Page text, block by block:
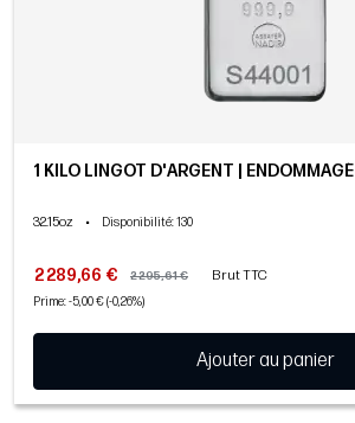
1 KILO LINGOT D'ARGENT | ENDOMMAGÉ
32.15oz • Disponibilité: 130
2 289,66 € 2 295,61 € Brut TTC
Prime: -5,00 € (-0,26%)
Ajouter au panier